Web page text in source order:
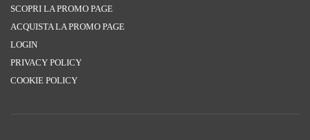
SCOPRI LA PROMO PAGE
ACQUISTA LA PROMO PAGE
LOGIN
PRIVACY POLICY
COOKIE POLICY